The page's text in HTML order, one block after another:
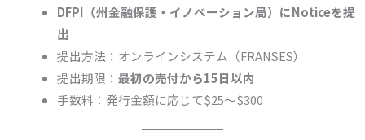
DFPI（州金融保護・イノベーション局）にNoticeを提
出
提出方法：オンラインシステム（FRANSES）
提出期限： 最初の売付から15日以内
手数料：発行金額に応じて$25〜$300